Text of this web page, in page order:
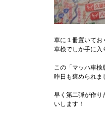
車に１冊置いてお
車検でしか手に入
この「マッハ車
昨日も褒められま
早く第二弾が作り
いします！